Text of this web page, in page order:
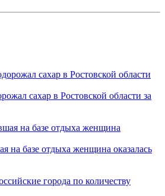
сахар в Ростовской области за
на базе отдыха женщина оказалась